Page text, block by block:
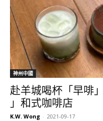
神州中國
赴羊城喝杯「早啡
」和式咖啡店
K.W. Wong - 2021-09-17